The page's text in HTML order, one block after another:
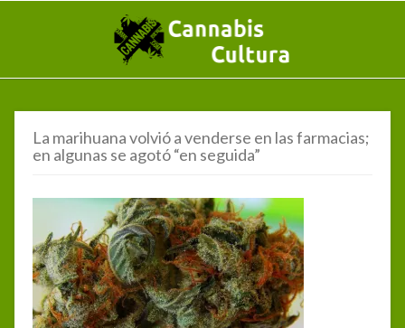
La marihuana volvió a venderse en las farmacias;
en algunas se agotó “en seguida”